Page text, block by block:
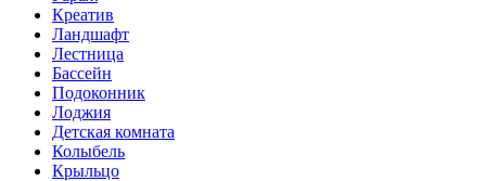
Креатив
Ландшафт
Лестница
Бассейн
Подоконник
Лоджия
Детская комната
Колыбель
Крыльцо